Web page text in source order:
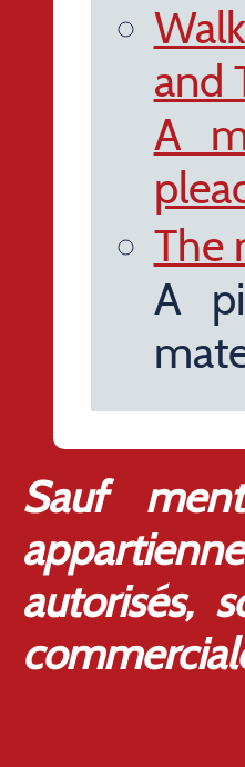
and
A
The
A
Sauf
autorisés,